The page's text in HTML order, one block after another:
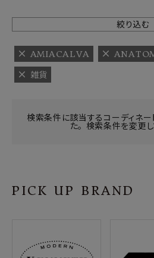
ARCH EXCLUSIVE
BRAND
CATEGORY
特定商取引法について
絞り込む
AMIACALVA
雑貨
検索条件に該当するコーディネー
た。 検索条件を変更し
PICK UP BRAND